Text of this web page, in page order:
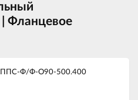
Фланцевое
ППС-Ф/Ф-О90-500.400